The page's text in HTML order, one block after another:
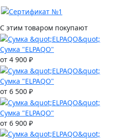
С этим товаром покупают
Сумка "ELPAQO"
от 4 900 ₽
Сумка "ELPAQO"
от 6 500 ₽
Сумка "ELPAQO"
от 6 900 ₽